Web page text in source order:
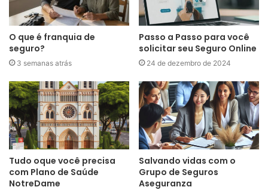
O que é franquia de
seguro?
3 semanas atrás
Passo a Passo para você
solicitar seu Seguro Online
24 de dezembro de 2024
Tudo oque você precisa
com Plano de Saúde
NotreDame
Salvando vidas com o
Grupo de Seguros
Aseguranza